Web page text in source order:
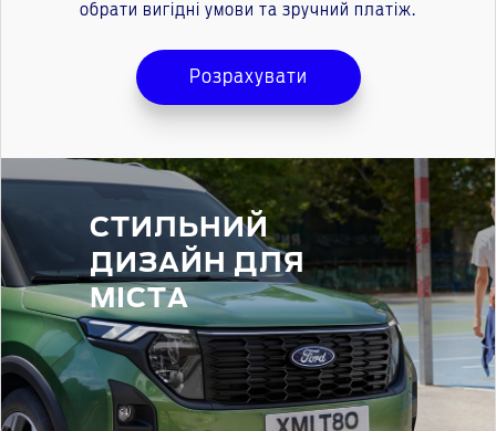
обрати вигідні умови та зручний платіж.
Розрахувати
СТИЛЬНИЙ
ДИЗАЙН ДЛЯ
МІСТА